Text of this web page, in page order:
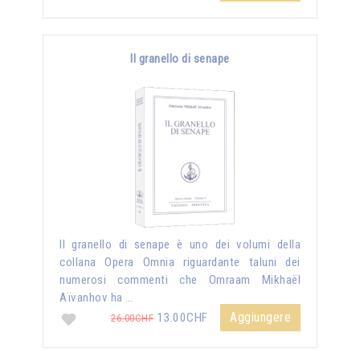
Il granello di senape
Il granello di senape è uno dei volumi della
collana Opera Omnia riguardante taluni dei
numerosi commenti che Omraam Mikhaël
Aïvanhov ha …
26.00CHF 13.00CHF Aggiungere